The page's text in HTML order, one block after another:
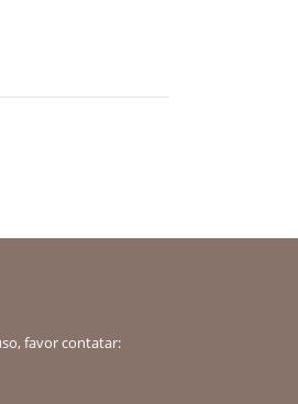
favor contatar: